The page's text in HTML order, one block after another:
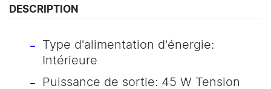
DESCRIPTION
Type d'alimentation d'énergie:
Intérieure
Puissance de sortie: 45 W Tension